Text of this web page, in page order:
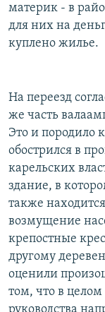
материк - в
для них на
куплено жилье.
На переезд
же часть
Это и породило
обострился в
карельских
здание, в
также
возмущение
крепостные
другому
оценили
том, что в